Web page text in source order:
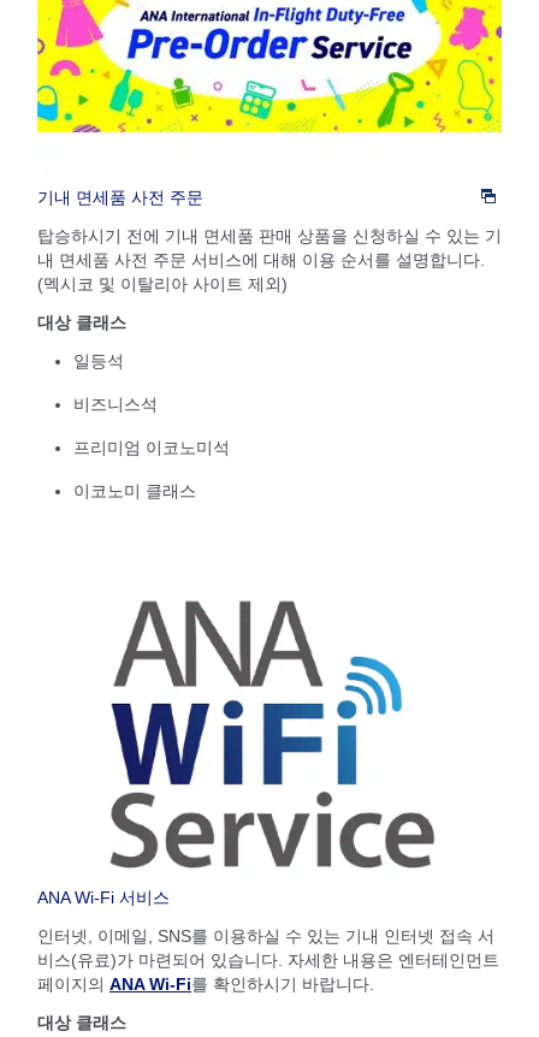
기내 면세품 사전 주문
탑승하시기 전에 기내 면세품 판매 상품을 신청하실 수 있는 기
내 면세품 사전 주문 서비스에 대해 이용 순서를 설명합니다.
(멕시코 및 이탈리아 사이트 제외)
대상 클래스
일등석
비즈니스석
프리미엄 이코노미석
이코노미 클래스
ANA Wi-Fi 서비스
인터넷, 이메일, SNS를 이용하실 수 있는 기내 인터넷 접속 서
비스(유료)가 마련되어 있습니다. 자세한 내용은 엔터테인먼트
페이지의 ANA Wi-Fi를 확인하시기 바랍니다.
대상 클래스